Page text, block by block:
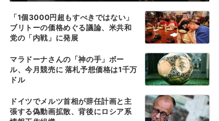
「1個3000円超もすべきではない」
ブリトーの価格めぐる議論、米共和
党の「内戦」に発展
マラドーナさんの「神の手」ボー
ル、今月競売に 落札予想価格は1千万
ドル
ドイツでメルツ首相が辞任計画と主
張する偽動画拡散、背後にロシア系